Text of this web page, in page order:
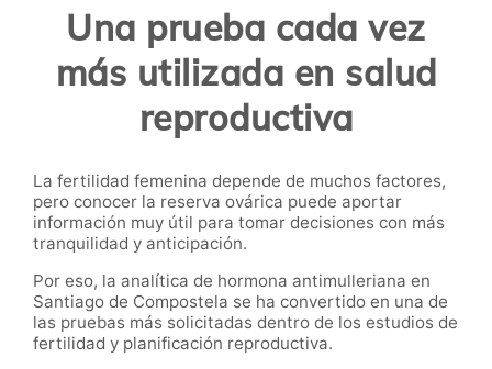
Una prueba cada vez
más utilizada en salud
reproductiva
La fertilidad femenina depende de muchos factores,
pero conocer la reserva ovárica puede aportar
información muy útil para tomar decisiones con más
tranquilidad y anticipación.
Por eso, la analítica de hormona antimulleriana en
Santiago de Compostela se ha convertido en una de
las pruebas más solicitadas dentro de los estudios de
fertilidad y planificación reproductiva.